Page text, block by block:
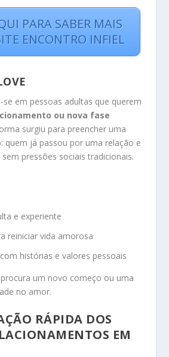
PARA SABER MAIS
ENCONTRO INFIEL
se em pessoas adultas que querem
ou nova fase
surgiu para preencher uma
quem já passou por uma relação e
pressões sociais tradicionais.
e experiente
reiniciar vida amorosa
histórias e valores pessoais
um novo começo ou uma
no amor.
RÁPIDA DOS
EM